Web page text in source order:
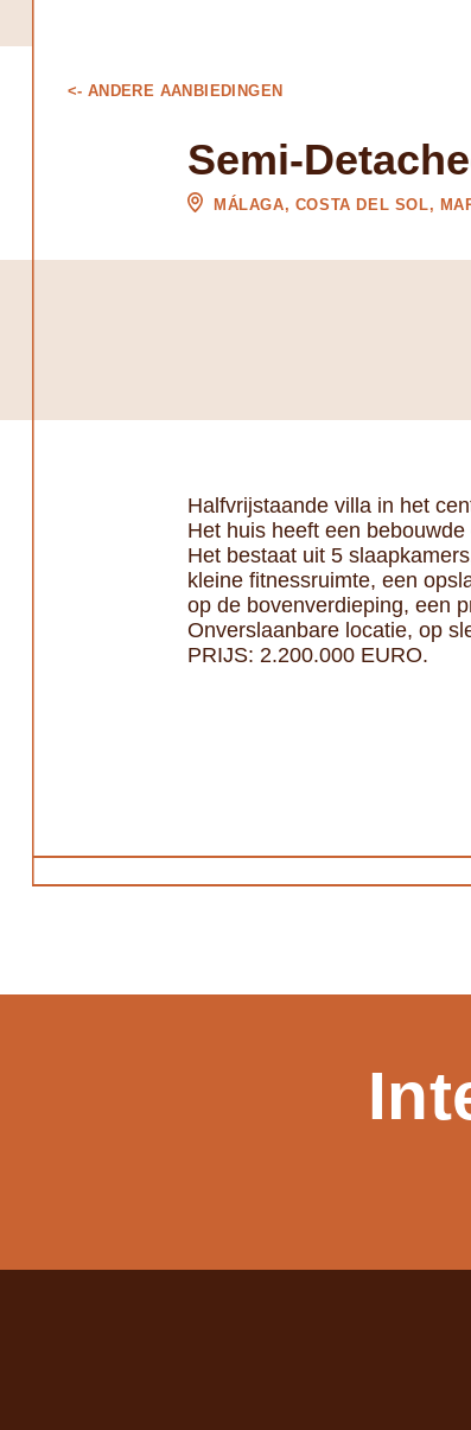
<- ANDERE AANBIEDINGEN
Semi-
MÁLAGA, COSTA DEL SOL,
Halfvrijstaande villa in het
Het huis heeft een
Het bestaat uit 5
kleine fitnessruimte, een
op de bovenverdieping, een
Onverslaanbare locatie, op
PRIJS: 2.200.000 EURO.